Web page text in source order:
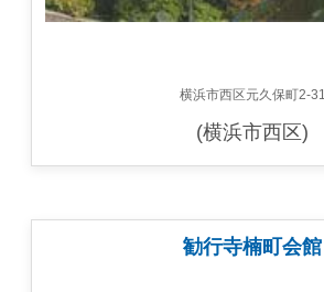
横浜市西区元久保町2-31
(横浜市西区)
勧行寺楠町会館